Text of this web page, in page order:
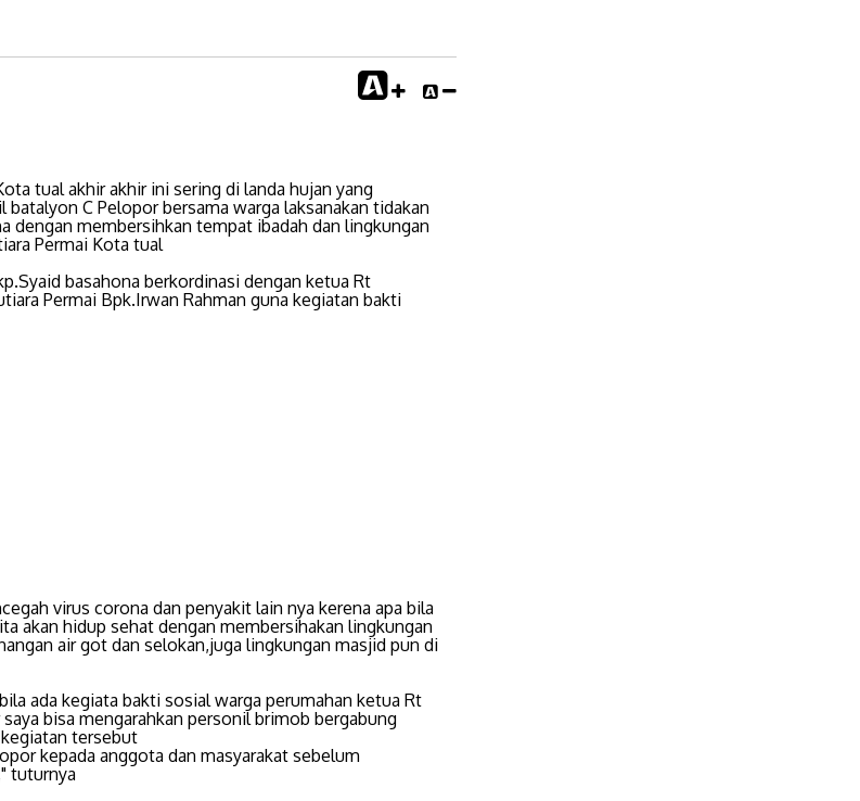
tual akhir akhir ini sering di landa hujan yang
batalyon C Pelopor bersama warga laksanakan tidakan
dengan membersihkan tempat ibadah dan lingkungan
Permai Kota tual
basahona berkordinasi dengan ketua Rt
Permai Bpk.Irwan Rahman guna kegiatan bakti
virus corona dan penyakit lain nya kerena apa bila
akan hidup sehat dengan membersihakan lingkungan
air got dan selokan,juga lingkungan masjid pun di
ada kegiata bakti sosial warga perumahan ketua Rt
bisa mengarahkan personil brimob bergabung
tersebut
kepada anggota dan masyarakat sebelum
tuturnya